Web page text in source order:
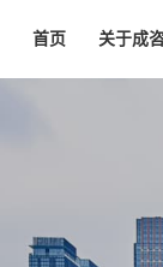
首页 关于成